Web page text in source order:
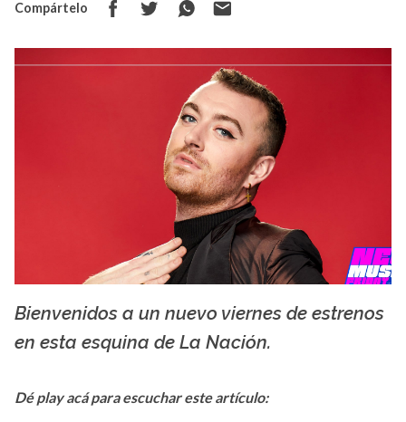
Compártelo
Bienvenidos a un nuevo viernes de estrenos
en esta esquina de La Nación.
Dé play acá para escuchar este artículo: